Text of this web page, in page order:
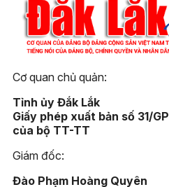
Cơ quan chủ quản:
Tỉnh ủy Đắk Lắk
Giấy phép xuất bản số 31/
của bộ TT-TT
Giám đốc:
Đào Phạm Hoàng Quyên